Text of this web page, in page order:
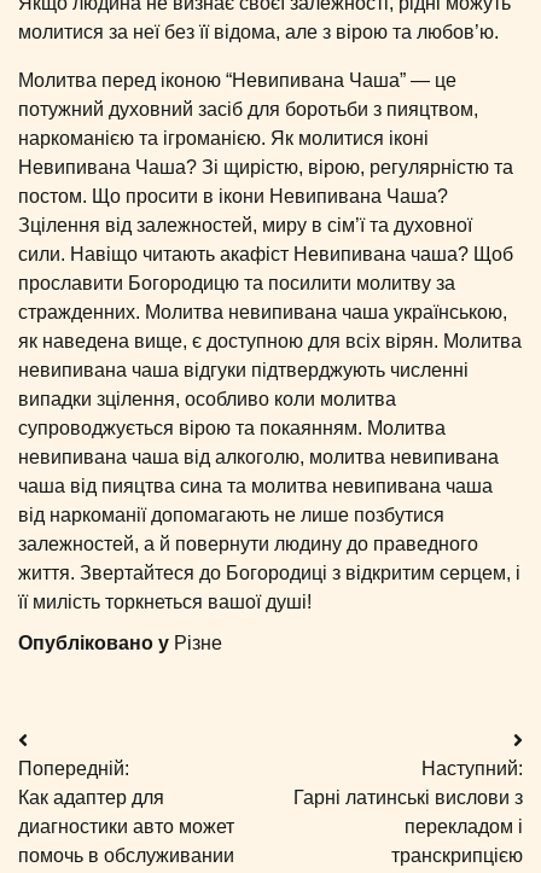
молитися за неї без її відома, але з вірою та любов’ю.
Молитва перед іконою “Невипивана Чаша” — це
потужний духовний засіб для боротьби з пияцтвом,
наркоманією та ігроманією. Як молитися іконі
Невипивана Чаша? Зі щирістю, вірою, регулярністю та
постом. Що просити в ікони Невипивана Чаша?
Зцілення від залежностей, миру в сім’ї та духовної
сили. Навіщо читають акафіст Невипивана чаша? Щоб
прославити Богородицю та посилити молитву за
стражденних. Молитва невипивана чаша українською,
як наведена вище, є доступною для всіх вірян. Молитва
невипивана чаша відгуки підтверджують численні
випадки зцілення, особливо коли молитва
супроводжується вірою та покаянням. Молитва
невипивана чаша від алкоголю, молитва невипивана
чаша від пияцтва сина та молитва невипивана чаша
від наркоманії допомагають не лише позбутися
залежностей, а й повернути людину до праведного
життя. Звертайтеся до Богородиці з відкритим серцем, і
її милість торкнеться вашої душі!
Опубліковано у Різне
Навігація
записів
Попередній:
Как адаптер для
диагностики авто может
помочь в обслуживании
Наступний:
Гарні латинські вислови з
перекладом і
транскрипцією